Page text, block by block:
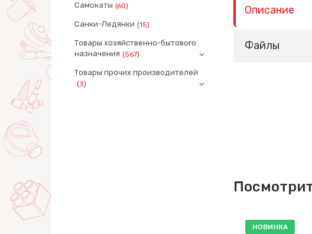
Самокаты (60)
Санки-Ледянки (15)
Товары хозяйственно-бытового
назначения (567)
Товары прочих производителей
(3)
Описание
Файлы
НОВИНКА